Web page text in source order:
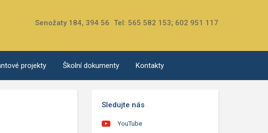
Senožaty 184, 394 56 Tel: 565 582 153; 602 951 117
projekty Školní dokumenty Kontakty
Sledujte nás
YouTube